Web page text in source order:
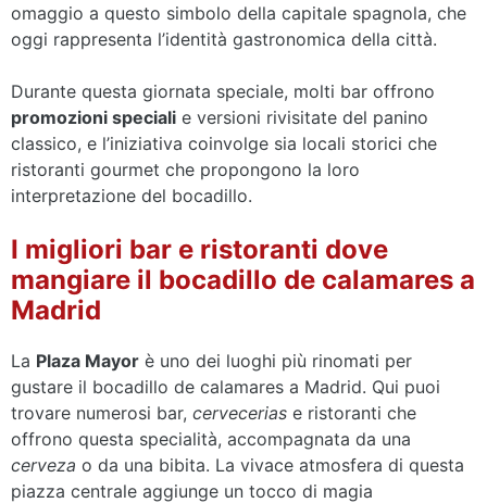
omaggio a questo simbolo della capitale spagnola, che
oggi rappresenta l’identità gastronomica della città.
Durante questa giornata speciale, molti bar offrono
promozioni speciali e versioni rivisitate del panino
classico, e l’iniziativa coinvolge sia locali storici che
ristoranti gourmet che propongono la loro
interpretazione del bocadillo.
I migliori bar e ristoranti dove
mangiare il bocadillo de calamares a
Madrid
La Plaza Mayor è uno dei luoghi più rinomati per
gustare il bocadillo de calamares a Madrid. Qui puoi
trovare numerosi bar, cervecerias e ristoranti che
offrono questa specialità, accompagnata da una
cerveza o da una bibita. La vivace atmosfera di questa
piazza centrale aggiunge un tocco di magia